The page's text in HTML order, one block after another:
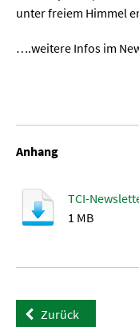
unter freiem Himmel
….weitere Infos im
Anhang
TCI-
1 MB
Zurück